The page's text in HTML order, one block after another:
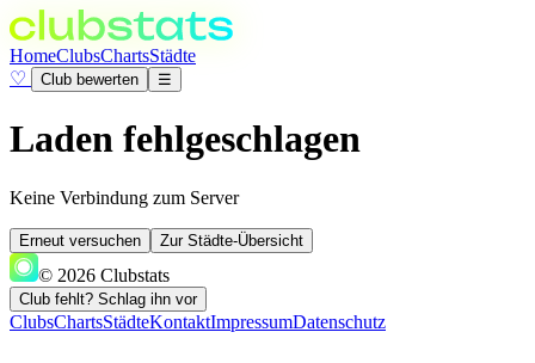
HomeClubsChartsStädte
♡
Club bewerten ☰
Laden fehlgeschlagen
Keine Verbindung zum Server
Erneut versuchen Zur Städte-Übersicht
© 2026 Clubstats
Club fehlt? Schlag ihn vor
ClubsChartsStädteKontaktImpressumDatenschutz